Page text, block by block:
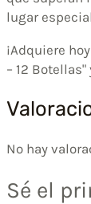
lugar
¡Adquiere
– 12
No hay
Sé el